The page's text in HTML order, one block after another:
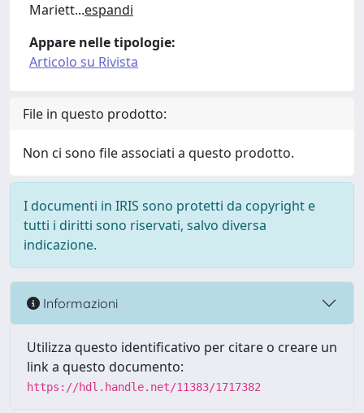
Mariett...espandi
Appare nelle tipologie:
Articolo su Rivista
File in questo prodotto:
Non ci sono file associati a questo prodotto.
I documenti in IRIS sono protetti da copyright e
tutti i diritti sono riservati, salvo diversa
indicazione.
Informazioni
Utilizza questo identificativo per citare o creare un
link a questo documento:
https://hdl.handle.net/11383/1717382